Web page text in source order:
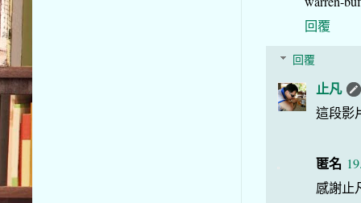
回覆
回覆
止凡
這段影
匿名
感謝止